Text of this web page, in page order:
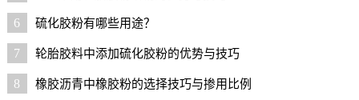
6 硫化胶粉有哪些用途？
7 轮胎胶料中添加硫化胶粉的优势与技巧
8 橡胶沥青中橡胶粉的选择技巧与掺用比例